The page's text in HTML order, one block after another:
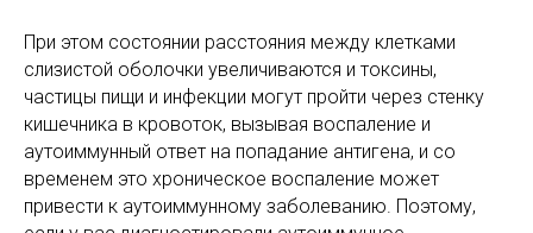
При этом состоянии расстояния между клетками
слизистой оболочки увеличиваются и токсины,
частицы пищи и инфекции могут пройти через стенку
кишечника в кровоток, вызывая воспаление и
аутоиммунный ответ на попадание антигена, и со
временем это хроническое воспаление может
привести к аутоиммунному заболеванию. Поэтому,